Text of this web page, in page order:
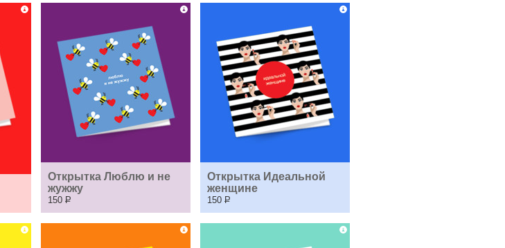
Открытка Люблю и не
жужжу
150 Р
Открытка Идеальной
женщине
150 Р